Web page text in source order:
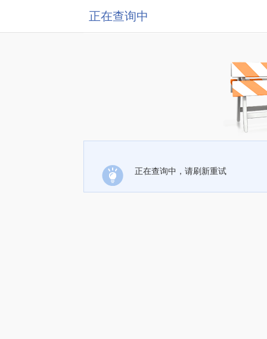
正在查询中
正在查询中，请刷新重试